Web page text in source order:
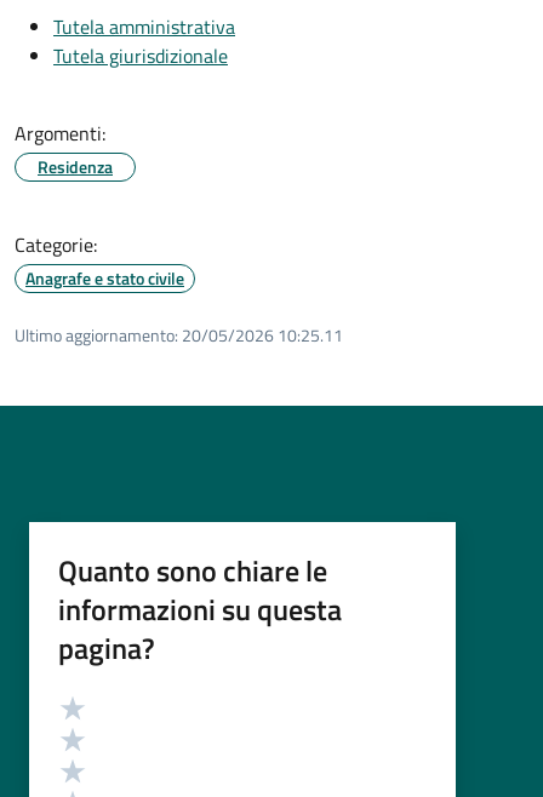
Tutela amministrativa
Tutela giurisdizionale
Argomenti:
Residenza
Categorie:
Anagrafe e stato civile
Ultimo aggiornamento: 20/05/2026 10:25.11
Quanto sono chiare le
informazioni su questa
pagina?
Valutazione